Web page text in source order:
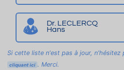
Dr. LECLERCQ
Hans
Si cette liste n'est pas à jour, n'hésitez
cliquant ici . Merci.